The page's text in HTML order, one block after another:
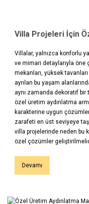
Villalar, yalnızca konforlu
ve mimari detaylarıyla öne
mekanları, yüksek
ayrılan bu yaşam
aynı zamanda dekoratif bir
özel üretim aydınlatma
karakterine uygun
zarafeti en üst seviyeye
villa projelerinde neden bu
özel çözümler
Devamı